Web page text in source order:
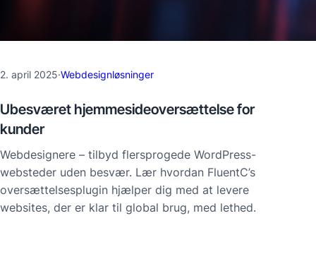
2. april 2025·Webdesignløsninger
Ubesværet hjemmesideoversættelse for
kunder
Webdesignere – tilbyd flersprogede WordPress-
websteder uden besvær. Lær hvordan FluentC’s
oversættelsesplugin hjælper dig med at levere
websites, der er klar til global brug, med lethed.